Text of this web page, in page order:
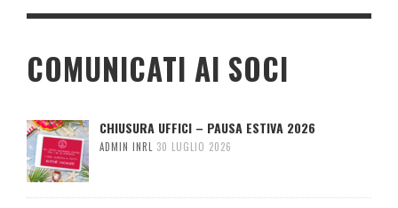
COMUNICATI AI SOCI
CHIUSURA UFFICI – PAUSA ESTIVA 2026
ADMIN INRL 30 LUGLIO 2026